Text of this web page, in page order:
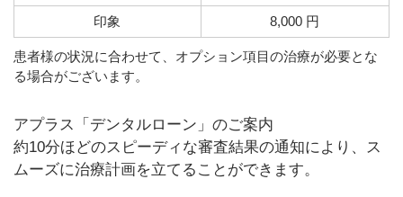
印象 8,000 円
患者様の状況に合わせて、オプション項目の治療が必要とな
る場合がございます。
アプラス「デンタルローン」のご案内
約10分ほどのスピーディな審査結果の通知により、ス
ムーズに治療計画を立てることができます。